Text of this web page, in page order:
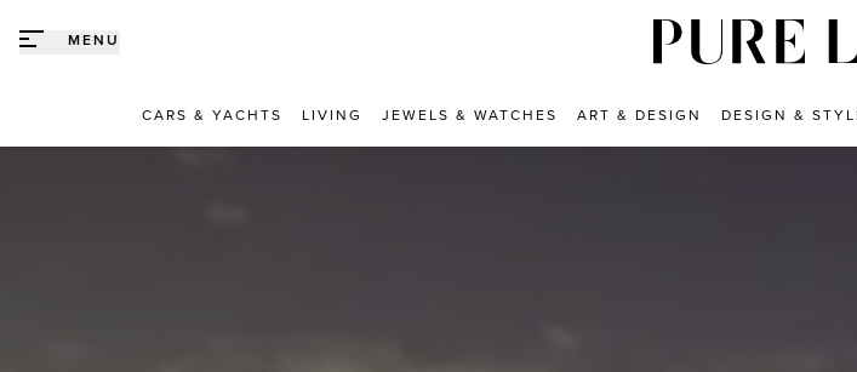
MENU
CARS & YACHTS LIVING JEWELS & WATCHES ART & DESIGN DESIGN &